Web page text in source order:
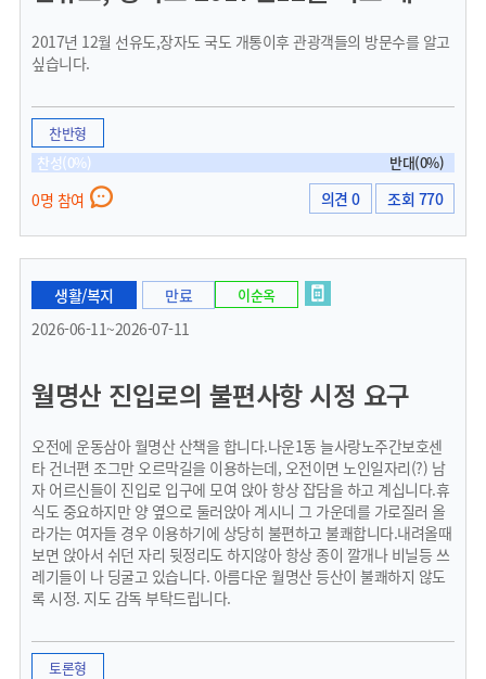
2017년 12월 선유도,장자도 국도 개통이후 관광객들의 방문수를 알고
싶습니다.
찬반형
찬성(0%)
반대(0%)
0명 참여 의견 0 조회 770
생활/복지
만료
2026-06-11~2026-07-11
이순옥
월명산 진입로의 불편사항 시정 요구
오전에 운동삼아 월명산 산책을 합니다.나운1동 늘사랑노주간보호센
타 건너편 조그만 오르막길을 이용하는데, 오전이면 노인일자리(?) 남
자 어르신들이 진입로 입구에 모여 앉아 항상 잡담을 하고 계십니다.휴
식도 중요하지만 양 옆으로 둘러앉아 계시니 그 가운데를 가로질러 올
라가는 여자들 경우 이용하기에 상당히 불편하고 불쾌합니다.내려올때
보면 앉아서 쉬던 자리 뒷정리도 하지않아 항상 종이 깔개나 비닐등 쓰
레기들이 나 딩굴고 있습니다. 아름다운 월명산 등산이 불쾌하지 않도
록 시정. 지도 감독 부탁드립니다.
토론형